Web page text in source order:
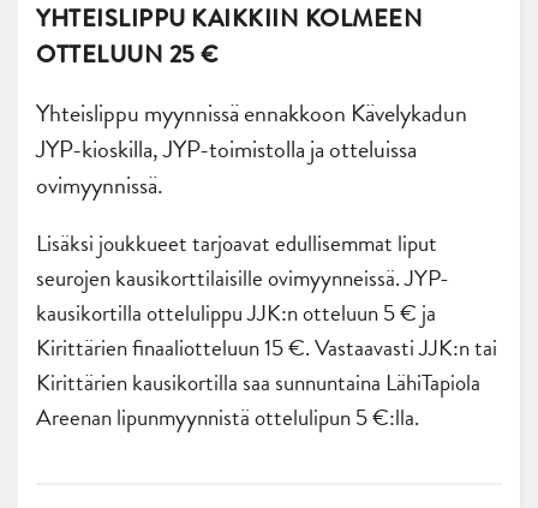
YHTEISLIPPU KAIKKIIN KOLMEEN
OTTELUUN 25 €
Yhteislippu myynnissä ennakkoon Kävelykadun
JYP-kioskilla, JYP-toimistolla ja otteluissa
ovimyynnissä.
Lisäksi joukkueet tarjoavat edullisemmat liput
seurojen kausikorttilaisille ovimyynneissä. JYP-
kausikortilla ottelulippu JJK:n otteluun 5 € ja
Kirittärien finaaliotteluun 15 €. Vastaavasti JJK:n tai
Kirittärien kausikortilla saa sunnuntaina LähiTapiola
Areenan lipunmyynnistä ottelulipun 5 €:lla.